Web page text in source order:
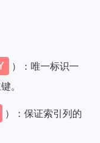
）：唯一标识一
。
）：保证索引列的